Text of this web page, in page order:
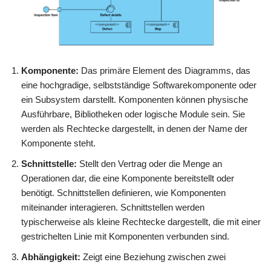
Komponente: Das primäre Element des Diagramms, das
eine hochgradige, selbstständige Softwarekomponente oder
ein Subsystem darstellt. Komponenten können physische
Ausführbare, Bibliotheken oder logische Module sein. Sie
werden als Rechtecke dargestellt, in denen der Name der
Komponente steht.
Schnittstelle: Stellt den Vertrag oder die Menge an
Operationen dar, die eine Komponente bereitstellt oder
benötigt. Schnittstellen definieren, wie Komponenten
miteinander interagieren. Schnittstellen werden
typischerweise als kleine Rechtecke dargestellt, die mit einer
gestrichelten Linie mit Komponenten verbunden sind.
Abhängigkeit: Zeigt eine Beziehung zwischen zwei